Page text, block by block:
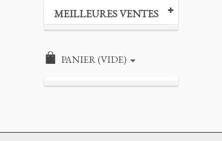
MEILLEURES VENTES
PANIER(VIDE)